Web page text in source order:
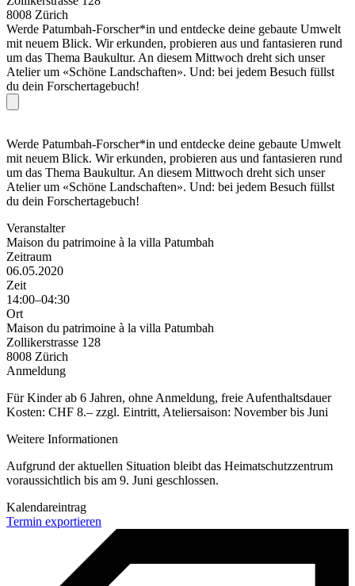
8008 Zürich
Werde Patumbah-Forscher*in und entdecke deine gebaute Umwelt
mit neuem Blick. Wir erkunden, probieren aus und fantasieren rund
um das Thema Baukultur. An diesem Mittwoch dreht sich unser
Atelier um «Schöne Landschaften». Und: bei jedem Besuch füllst
du dein Forschertagebuch!
Werde Patumbah-Forscher*in und entdecke deine gebaute Umwelt
mit neuem Blick. Wir erkunden, probieren aus und fantasieren rund
um das Thema Baukultur. An diesem Mittwoch dreht sich unser
Atelier um «Schöne Landschaften». Und: bei jedem Besuch füllst
du dein Forschertagebuch!
Veranstalter
Maison du patrimoine à la villa Patumbah
Zeitraum
06.05.2020
Zeit
14:00–04:30
Ort
Maison du patrimoine à la villa Patumbah
Zollikerstrasse 128
8008 Zürich
Anmeldung
Für Kinder ab 6 Jahren, ohne Anmeldung, freie Aufenthaltsdauer
Kosten: CHF 8.– zzgl. Eintritt, Ateliersaison: November bis Juni
Weitere Informationen
Aufgrund der aktuellen Situation bleibt das Heimatschutzzentrum
voraussichtlich bis am 9. Juni geschlossen.
Kalendareintrag
Termin exportieren